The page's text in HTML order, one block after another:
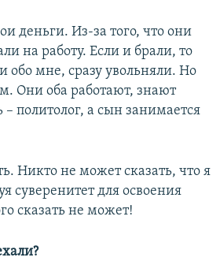
деньги. Из-за того, что они
на работу. Если и брали, то
обо мне, сразу увольняли. Но
Они оба работают, знают
политолог, а сын занимается
Никто не может сказать, что я
суверенитет для освоения
сказать не может!